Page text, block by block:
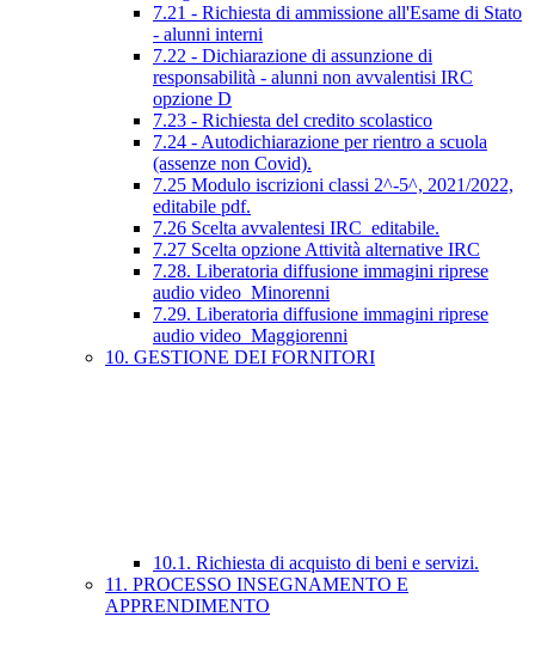
7.21 - Richiesta di ammissione all'Esame di Stato
- alunni interni
7.22 - Dichiarazione di assunzione di
responsabilità - alunni non avvalentisi IRC
opzione D
7.23 - Richiesta del credito scolastico
7.24 - Autodichiarazione per rientro a scuola
(assenze non Covid).
7.25 Modulo iscrizioni classi 2^-5^, 2021/2022,
editabile pdf.
7.26 Scelta avvalentesi IRC_editabile.
7.27 Scelta opzione Attività alternative IRC
7.28. Liberatoria diffusione immagini riprese
audio video_Minorenni
7.29. Liberatoria diffusione immagini riprese
audio video_Maggiorenni
10. GESTIONE DEI FORNITORI
10.1. Richiesta di acquisto di beni e servizi.
11. PROCESSO INSEGNAMENTO E
APPRENDIMENTO